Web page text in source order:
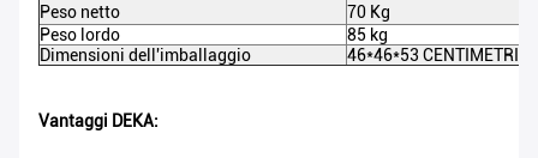
Peso netto
70 Kg
Peso lordo
85 kg
Dimensioni dell'imballaggio
46*46*53 CENTIMETRI
Vantaggi DEKA: